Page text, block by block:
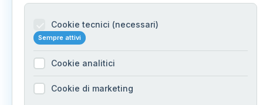
Cookie tecnici (necessari)
Sempre attivi
Cookie analitici
Cookie di marketing